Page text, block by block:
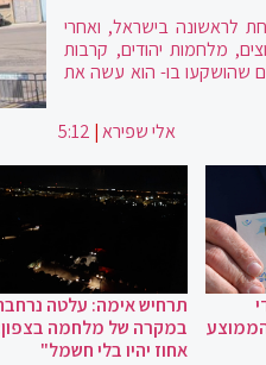
לראשונה בישראל, ואחרי
מלחמות יהודים, קרבות
שהושקעו בו- הוא עשה את
אלי שפירא|
5:12
מהממוצע
תרחיש אימה: עלטה
אחוז יהיו בלי חשמל"